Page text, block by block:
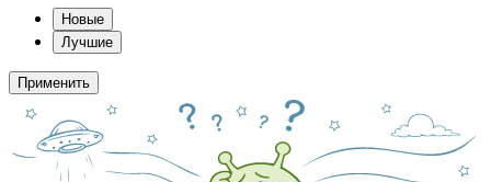
Новые
Лучшие
Применить